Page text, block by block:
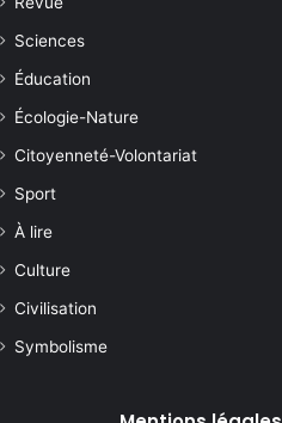
Sciences
Éducation
Écologie-Nature
Citoyenneté-Volontariat
Sport
À lire
Culture
Civilisation
Symbolisme